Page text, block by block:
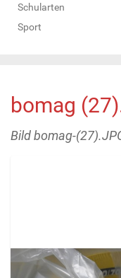
Schularten
Sport
bomag
Bild bomag-